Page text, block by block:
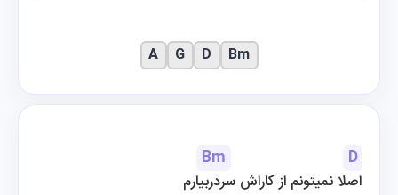
Bm
D
اصلا نمیتونم از کاراش سردربیارم
Bm
D
G
A